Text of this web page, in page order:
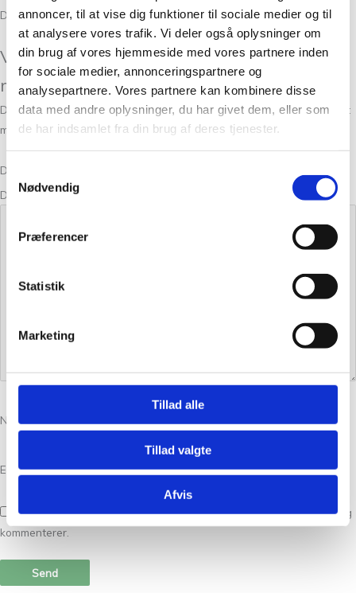
annoncer, til at vise dig funktioner til sociale medier og til
at analysere vores trafik. Vi deler også oplysninger om
din brug af vores hjemmeside med vores partnere inden
for sociale medier, annonceringspartnere og
analysepartnere. Vores partnere kan kombinere disse
data med andre oplysninger, du har givet dem, eller som
de har indsamlet fra din brug af deres tjenester.
Samtykkevalg
Nødvendig
Præferencer
Statistik
Marketing
Tillad alle
Tillad valgte
Afvis
Der er endnu ikke nogle anmeldelser.
Vær den første til at anmelde “Fivel Sand
melert 302”
Din e-mailadresse vil ikke blive publiceret. Krævede felter er markeret
med *
Din bedømmelse
Din anmeldelse
Navn*
E-mail*
Gem mit navn, mail og websted i denne browser til næste gang jeg
kommenterer.